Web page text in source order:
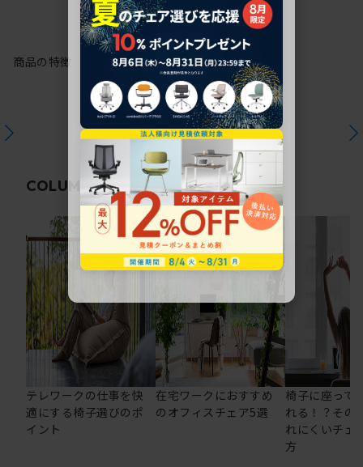
商品の特徴
COLUMN関連コラム
テレワークの仕事を快
適にする椅子選びのポ
イント
在宅ワークにおすすめ
のオフィスチェア5選
椅子に座って
れる！？その
れにくいチェ
方